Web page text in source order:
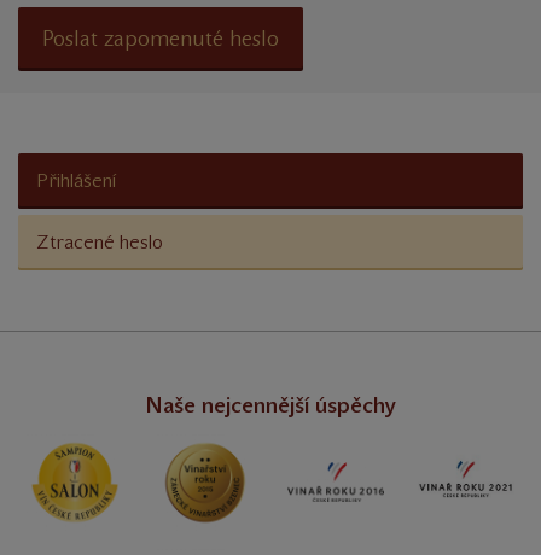
Poslat zapomenuté heslo
Přihlášení
Ztracené heslo
Naše nejcennější úspěchy